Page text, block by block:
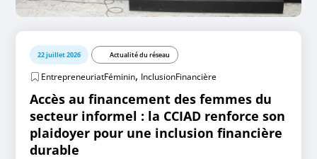
22 juillet 2026 Actualité du réseau
EntrepreneuriatFéminin, InclusionFinancière
Accès au financement des femmes du
secteur informel : la CCIAD renforce son
plaidoyer pour une inclusion financière
durable